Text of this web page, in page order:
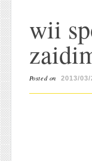
wii
Posted on 2013/03/